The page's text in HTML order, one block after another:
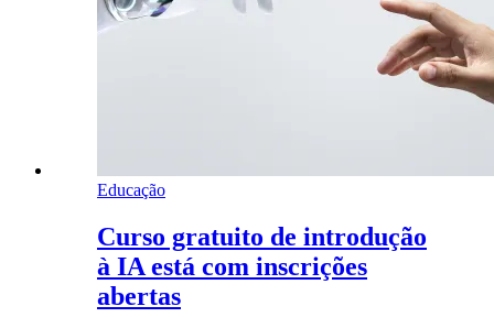
Educação
Curso gratuito de introdução
à IA está com inscrições
abertas